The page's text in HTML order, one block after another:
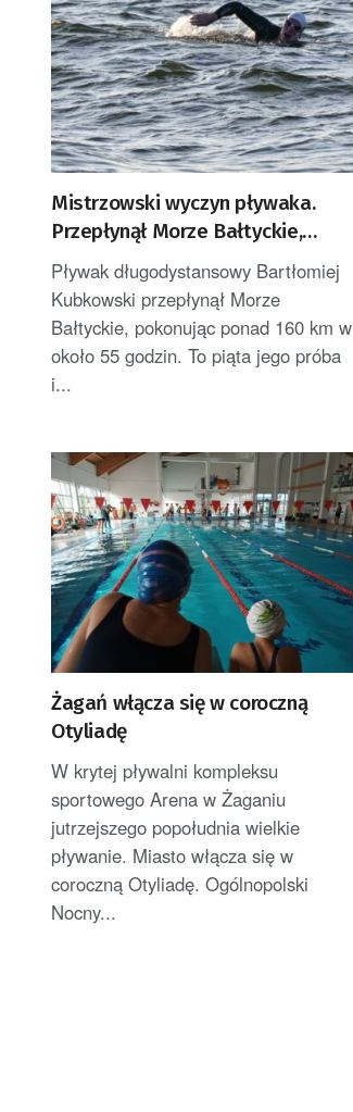
Mistrzowski wyczyn pływaka.
Przepłynął Morze Bałtyckie,
pokonując ponad 160 km
Pływak długodystansowy Bartłomiej
Kubkowski przepłynął Morze
Bałtyckie, pokonując ponad 160 km w
około 55 godzin. To piąta jego próba
i...
Żagań włącza się w coroczną
Otyliadę
W krytej pływalni kompleksu
sportowego Arena w Żaganiu
jutrzejszego popołudnia wielkie
pływanie. Miasto włącza się w
coroczną Otyliadę. Ogólnopolski
Nocny...